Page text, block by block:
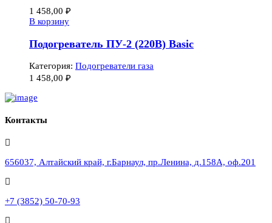
1 458,00 ₽
В корзину
Подогреватель ПУ-2 (220В) Basic
Категория: Подогреватели газа
1 458,00 ₽
Контакты
656037, Алтайский край, г.Барнаул, пр.Ленина, д.158А, оф.201
+7 (3852) 50-70-93